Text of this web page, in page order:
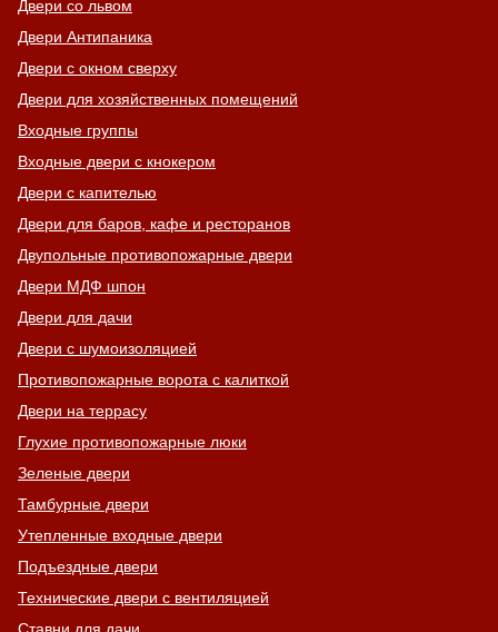
Двери со львом
Двери Антипаника
Двери с окном сверху
Двери для хозяйственных помещений
Входные группы
Входные двери с кнокером
Двери с капителью
Двери для баров, кафе и ресторанов
Двупольные противопожарные двери
Двери МДФ шпон
Двери для дачи
Двери с шумоизоляцией
Противопожарные ворота с калиткой
Двери на террасу
Глухие противопожарные люки
Зеленые двери
Тамбурные двери
Утепленные входные двери
Подъездные двери
Технические двери с вентиляцией